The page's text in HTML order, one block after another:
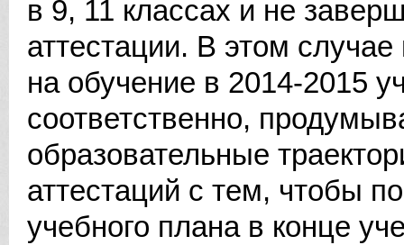
в 9, 11 классах и не
аттестации. В этом
на обучение в 2014-2015
соответственно,
образовательные
аттестаций с тем, чтобы
учебного плана в конце